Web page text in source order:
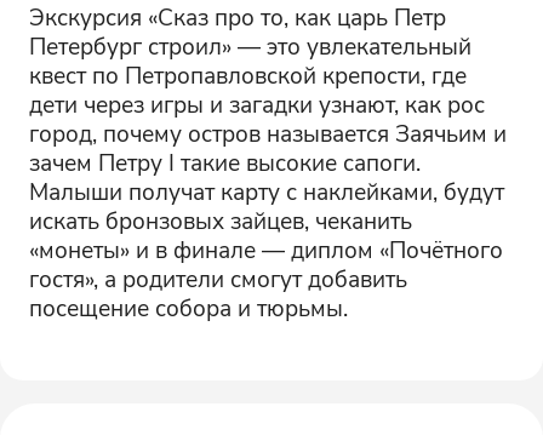
Экскурсия «Сказ про то, как царь Петр
Петербург строил» — это увлекательный
квест по Петропавловской крепости, где
дети через игры и загадки узнают, как рос
город, почему остров называется Заячьим и
зачем Петру I такие высокие сапоги.
Малыши получат карту с наклейками, будут
искать бронзовых зайцев, чеканить
«монеты» и в финале — диплом «Почётного
гостя», а родители смогут добавить
посещение собора и тюрьмы.